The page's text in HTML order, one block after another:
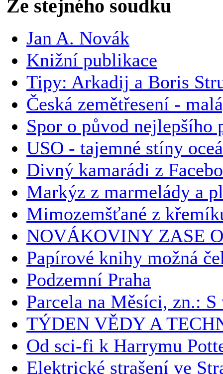
Ze stejného soudku
Jan A. Novák
Knižní publikace
Tipy: Arkadij a Boris
Česká zemětřesení -
Spor o původ nejlepšího
USO - tajemné stíny
Divný kamarádi z
Markýz z marmelády a
Mimozemšťané z
NOVÁKOVINY ZASE
Papírové knihy možná
Podzemní Praha
Parcela na Měsíci, zn.:
TÝDEN VĚDY A
Od sci-fi k Harrymu
Elektrické strašení ve